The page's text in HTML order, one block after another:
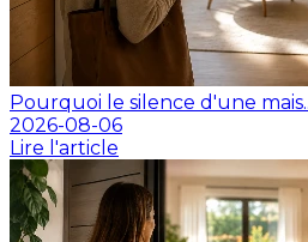
Pourquoi le silence d'une
2026-08-06
Lire l'article